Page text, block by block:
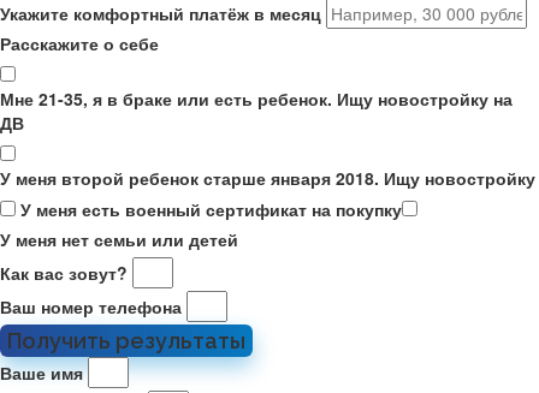
Укажите комфортный платёж в месяц
Расскажите о себе
Мне 21-35, я в браке или есть ребенок. Ищу новостройку на
ДВ
У меня второй ребенок старше января 2018. Ищу новостройку
У меня есть военный сертификат на покупку
У меня нет семьи или детей
Как вас зовут?
Ваш номер телефона
Получить результаты
Ваше имя